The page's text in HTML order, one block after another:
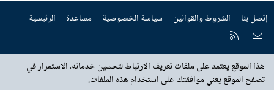
إتصل بنا الشروط والقوانين سياسة الخصوصية مساعدة الرئيسية
إتصل بنا
هذا الموقع يعتمد على ملفات تعريف الارتباط لتحسين خدماته، الاستمرار في
تصفح الموقع يعني موافقتك على استخدام هذه الملفات.